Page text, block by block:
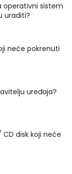
operativni sistem
uraditi?
neće pokrenuti
uređaja?
CD disk koji neće